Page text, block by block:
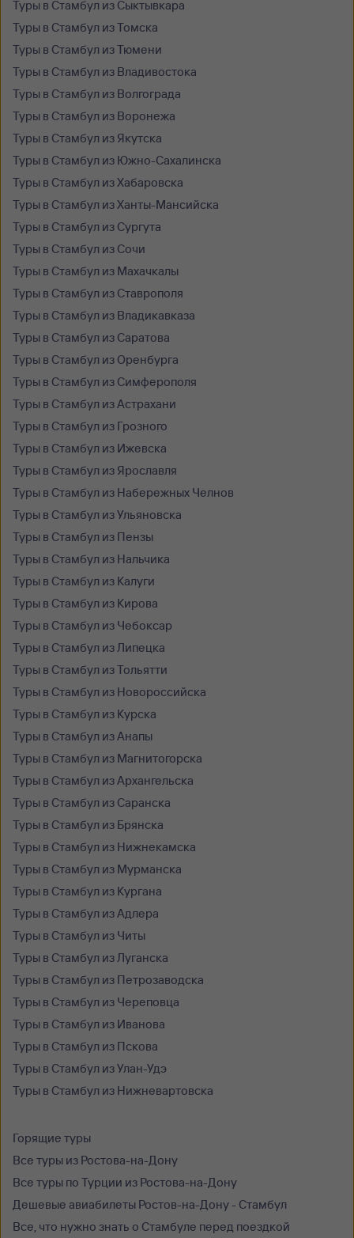
Туры в Стамбул из Сыктывкара
Туры в Стамбул из Томска
Туры в Стамбул из Тюмени
Туры в Стамбул из Владивостока
Туры в Стамбул из Волгограда
Туры в Стамбул из Воронежа
Туры в Стамбул из Якутска
Туры в Стамбул из Южно-Сахалинска
Туры в Стамбул из Хабаровска
Туры в Стамбул из Ханты-Мансийска
Туры в Стамбул из Сургута
Туры в Стамбул из Сочи
Туры в Стамбул из Махачкалы
Туры в Стамбул из Ставрополя
Туры в Стамбул из Владикавказа
Туры в Стамбул из Саратова
Туры в Стамбул из Оренбурга
Туры в Стамбул из Симферополя
Туры в Стамбул из Астрахани
Туры в Стамбул из Грозного
Туры в Стамбул из Ижевска
Туры в Стамбул из Ярославля
Туры в Стамбул из Набережных Челнов
Туры в Стамбул из Ульяновска
Туры в Стамбул из Пензы
Туры в Стамбул из Нальчика
Туры в Стамбул из Калуги
Туры в Стамбул из Кирова
Туры в Стамбул из Чебоксар
Туры в Стамбул из Липецка
Туры в Стамбул из Тольятти
Туры в Стамбул из Новороссийска
Туры в Стамбул из Курска
Туры в Стамбул из Анапы
Туры в Стамбул из Магнитогорска
Туры в Стамбул из Архангельска
Туры в Стамбул из Саранска
Туры в Стамбул из Брянска
Туры в Стамбул из Нижнекамска
Туры в Стамбул из Мурманска
Туры в Стамбул из Кургана
Туры в Стамбул из Адлера
Туры в Стамбул из Читы
Туры в Стамбул из Луганска
Туры в Стамбул из Петрозаводска
Туры в Стамбул из Череповца
Туры в Стамбул из Иванова
Туры в Стамбул из Пскова
Туры в Стамбул из Улан-Удэ
Туры в Стамбул из Нижневартовска
Горящие туры
Все туры из Ростова-на-Дону
Все туры по Турции из Ростова-на-Дону
Дешевые авиабилеты Ростов-на-Дону - Стамбул
Все, что нужно знать о Стамбуле перед поездкой